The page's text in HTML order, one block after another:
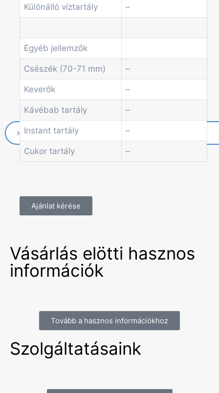
Economic Line
Blog
Akciók
Hírek
Kapcsolat
Különálló víztartály –
Egyéb jellemzők
Csészék (70-71 mm) –
Keverők –
Kávébab tartály –
Instant tartály –
Cukor tartály –
Ajánlat kérése
Vásárlás elötti hasznos
információk
Tovább a hasznos információkhoz
Szolgáltatásaink